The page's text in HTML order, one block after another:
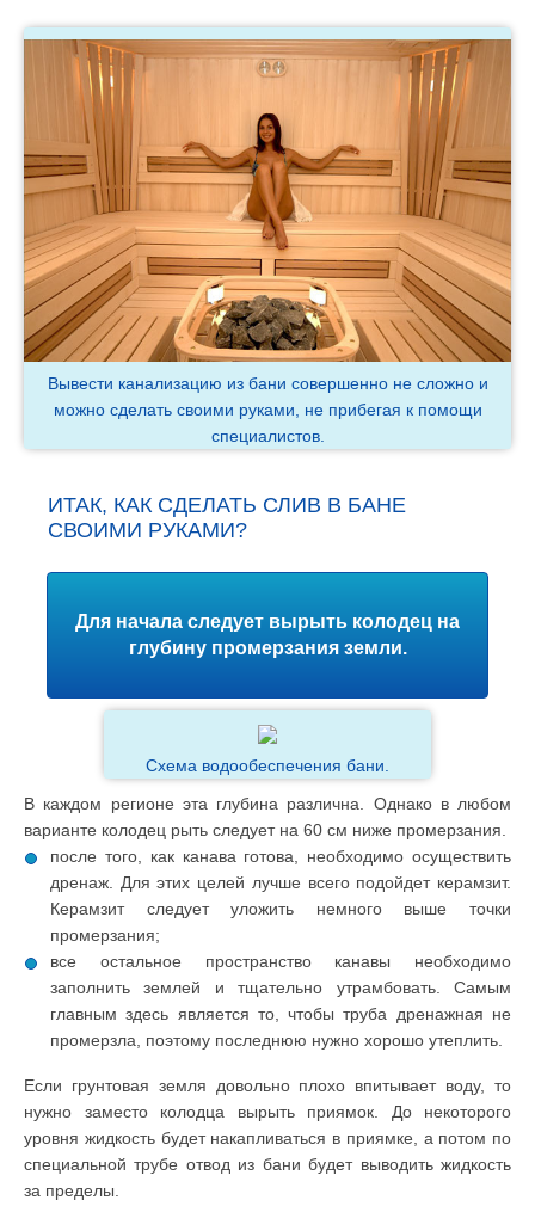
Вывести канализацию из бани совершенно не сложно и
можно сделать своими руками, не прибегая к помощи
специалистов.
ИТАК, КАК СДЕЛАТЬ СЛИВ В БАНЕ
СВОИМИ РУКАМИ?
Для начала следует вырыть колодец на
глубину промерзания земли.
Схема водообеспечения бани.
В каждом регионе эта глубина различна. Однако в любом
варианте колодец рыть следует на 60 см ниже промерзания.
после того, как канава готова, необходимо осуществить
дренаж. Для этих целей лучше всего подойдет керамзит.
Керамзит следует уложить немного выше точки
промерзания;
все остальное пространство канавы необходимо
заполнить землей и тщательно утрамбовать. Самым
главным здесь является то, чтобы труба дренажная не
промерзла, поэтому последнюю нужно хорошо утеплить.
Если грунтовая земля довольно плохо впитывает воду, то
нужно заместо колодца вырыть приямок. До некоторого
уровня жидкость будет накапливаться в приямке, а потом по
специальной трубе отвод из бани будет выводить жидкость
за пределы.